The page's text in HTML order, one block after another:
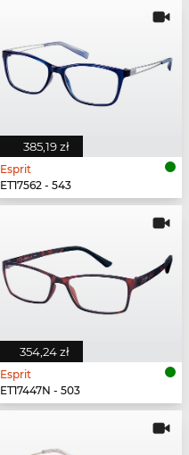
385,19 zł
Esprit
ET17562 - 543
354,24 zł
Esprit
ET17447N - 503